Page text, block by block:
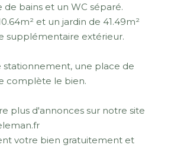
de bains et un WC séparé.
et un jardin de 41.49m²
supplémentaire extérieur.
stationnement, une place de
complète le bien.
plus d'annonces sur notre site
votre bien gratuitement et